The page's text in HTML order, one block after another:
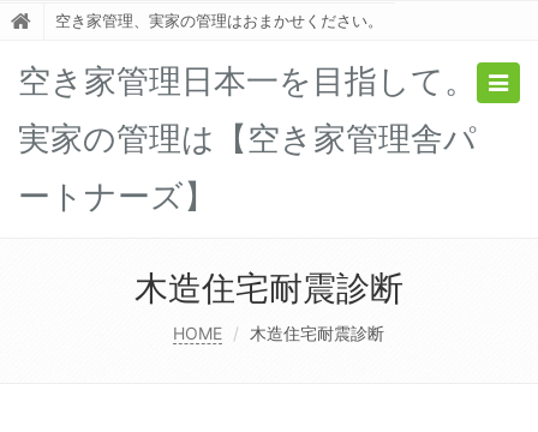
空き家管理、実家の管理はおまかせください。
空き家管理日本一を目指して。
実家の管理は【空き家管理舎パ
ートナーズ】
木造住宅耐震診断
HOME 木造住宅耐震診断